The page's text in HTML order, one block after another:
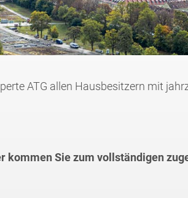
ATG allen Hausbesitzern mit
kommen Sie zum vollständigen